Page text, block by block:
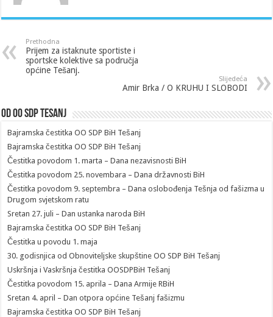
Prethodna
Prijem za istaknute sportiste i
sportske kolektive sa područja
općine Tešanj.
Slijedeća
Amir Brka / O KRUHU I SLOBODI
Od OO SDP Tesanj
Bajramska čestitka OO SDP BiH Tešanj
Bajramska čestitka OO SDP BiH Tešanj
Čestitka povodom 1. marta – Dana nezavisnosti BiH
Čestitka povodom 25. novembara – Dana državnosti BiH
Čestitka povodom 9. septembra – Dana oslobođenja Tešnja od fašizma u
Drugom svjetskom ratu
Sretan 27. juli – Dan ustanka naroda BiH
Bajramska čestitka OO SDP BiH Tešanj
Čestitka u povodu 1. maja
30. godisnjica od Obnoviteljske skupštine OO SDP BiH Tešanj
Uskršnja i Vaskršnja čestitka OOSDPBiH Tešanj
Čestitka povodom 15. aprila – Dana Armije RBiH
Sretan 4. april – Dan otpora općine Tešanj fašizmu
Bajramska čestitka OO SDP BiH Tešanj